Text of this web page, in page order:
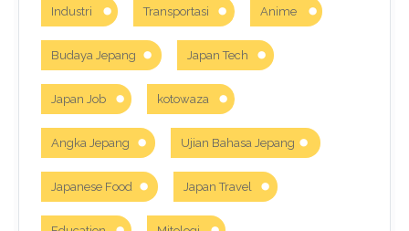
Industri Transportasi Anime
Budaya Jepang Japan Tech
Japan Job kotowaza
Angka Jepang Ujian Bahasa Jepang
Japanese Food Japan Travel